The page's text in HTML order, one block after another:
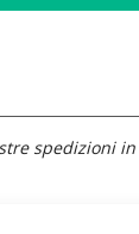
spedizioni